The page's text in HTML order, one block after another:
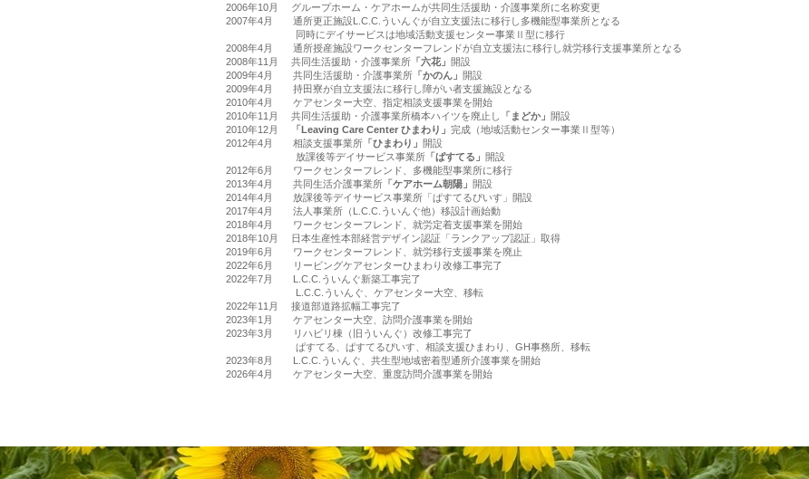
2006年10月 グループホーム・ケアホームが共同生活援助・介護事業所に名称変更
2007年4月 通所更正施設L.C.C.ういんぐが自立支援法に移行し多機能型事業所となる
同時にデイサービスは地域活動支援センター事業Ⅱ型に移行
2008年4月 通所授産施設ワークセンターフレンドが自立支援法に移行し就労移行支援事業所となる
2008年11月 共同生活援助・介護事業所「六花」 開設
2009年4月 共同生活援助・介護事業所「かのん」 開設
2009年4月 持田寮が自立支援法に移行し障がい者支援施設となる
2010年4月 ケアセンター大空、指定相談支援事業を開始
2010年11月 共同生活援助・介護事業所橋本ハイツを廃止し
「まどか」 開設
2010年12月
「Leaving Care Center ひまわり」 完成（地域活動センター事業Ⅱ型等）
2012年4月 相談支援事業所「ひまわり」 開設
放課後等デイサービス事業所「ぱすてる」 開設
2012年6月 ワークセンターフレンド、多機能型事業所に移行
2013年4月 共同生活介護事業所「ケアホーム朝陽」 開設
2014年4月 放課後等デイサービス事業所「ぱすてるぴいす」開設
2017年4月 法人事業所（L.C.C.ういんぐ他）移設計画始動
2018年4月 ワークセンターフレンド、就労定着支援事業を開始
2018年10月 日本生産性本部経営デザイン認証「ランクアップ認証」取得
2019年6月 ワークセンターフレンド、就労移行支援事業を廃止
2022年6月 リービングケアセンターひまわり改修工事完了
2022年7月 L.C.C.ういんぐ新築工事完了
L.C.C.ういんぐ、ケアセンター大空、移転
2022年11月 接道部道路拡幅工事完了
2023年1月 ケアセンター大空、訪問介護事業を開始
2023年3月 リハビリ棟（旧ういんぐ）改修工事完了
ぱすてる、ぱすてるぴいす、相談支援ひまわり、GH事務所、移転
2023年8月 L.C.C.ういんぐ、共生型地域密着型通所介護事業を開始
2026年4月 ケアセンター大空、重度訪問介護事業を開始